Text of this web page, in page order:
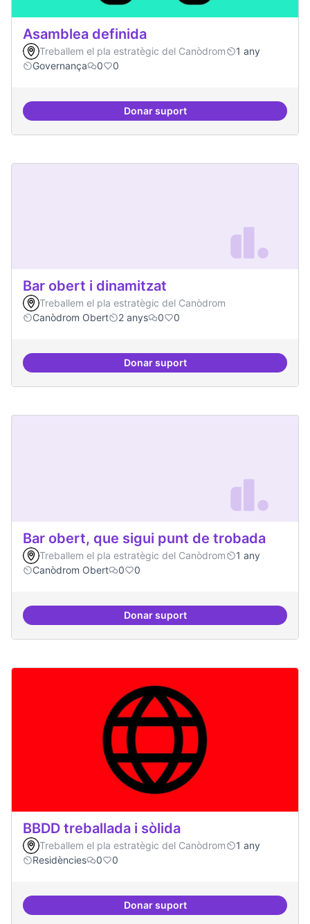
Asamblea definida
Treballem el pla estratègic del Canòdrom
1 any
Governança
0 0
Donar suportAsamblea definida
Bar obert i dinamitzat
Treballem el pla estratègic del Canòdrom
Canòdrom Obert
2 anys 0 0
Donar suportBar obert i dinamitzat
Bar obert, que sigui punt de trobada
Treballem el pla estratègic del Canòdrom
1 any
Canòdrom Obert
0 0
Donar suportBar obert, que sigui punt de
BBDD treballada i sòlida
Treballem el pla estratègic del Canòdrom
1 any
Residències
0 0
Donar suportBBDD treballada i sòlida